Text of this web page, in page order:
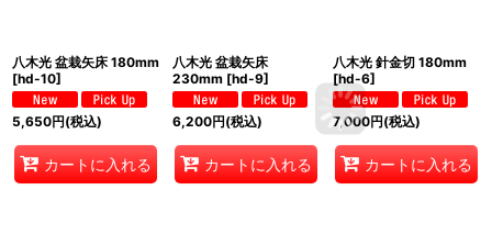
八木光 盆栽矢床 180mm
[hd-10]
5,650円(税込)
カートに入れる
八木光 盆栽矢床
230mm [hd-9]
6,200円(税込)
カートに入れる
八木光 針金切 180mm
[hd-6]
7,000円(税込)
カートに入れる